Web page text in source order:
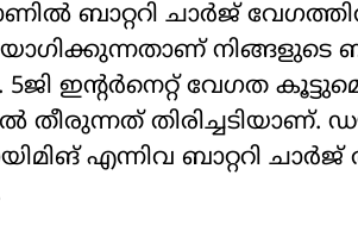
ബാറ്ററി ചാര്‍ജ്
നിങ്ങളുടെ
ഇന്റര്‍നെറ്റ് വേഗത
തീരുന്നത്
എന്നിവ ബാറ്ററി ചാര്‍ജ്